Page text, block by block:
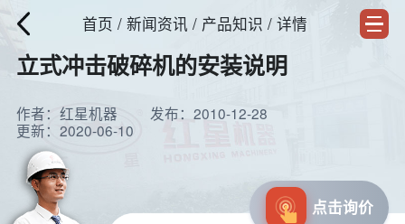
首页 / 新闻资讯 / 产品知识 / 详情
立式冲击破碎机的安装说明
作者：红星机器
发布：2010-12-28
更新：2020-06-10
点击询价